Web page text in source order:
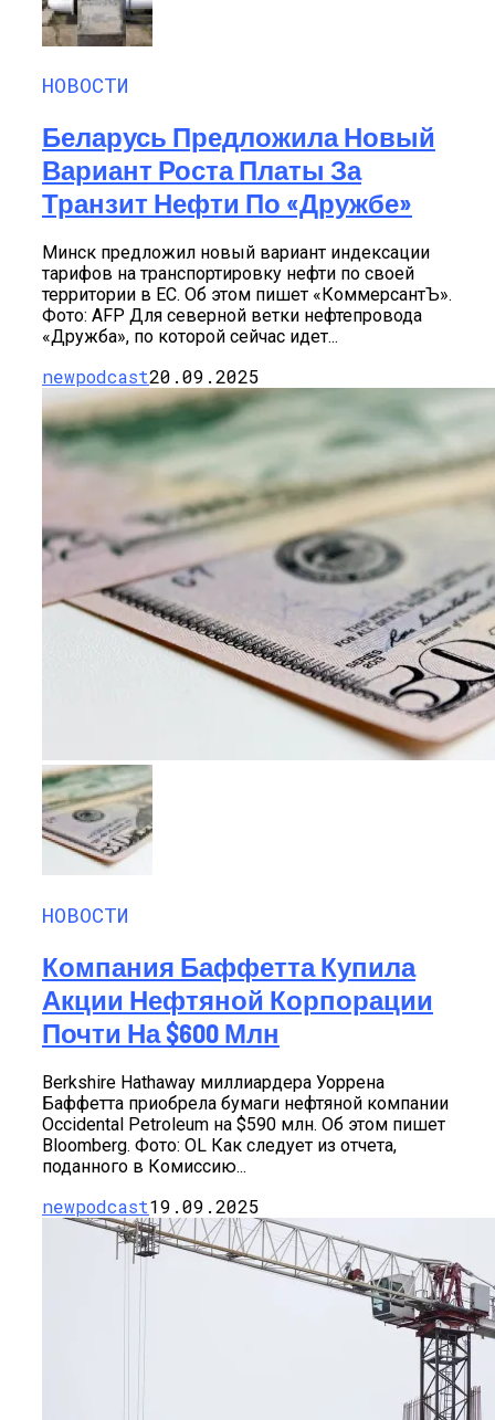
НОВОСТИ
Беларусь Предложила Новый
Вариант Роста Платы За
Транзит Нефти По «Дружбе»
Минск предложил новый вариант индексации
тарифов на транспортировку нефти по своей
территории в ЕС. Об этом пишет «КоммерсантЪ».
Фото: AFP Для северной ветки нефтепровода
«Дружба», по которой сейчас идет...
newpodcast20.09.2025
НОВОСТИ
Компания Баффетта Купила
Акции Нефтяной Корпорации
Почти На $600 Млн
Berkshire Hathaway миллиардера Уоррена
Баффетта приобрела бумаги нефтяной компании
Occidental Petroleum на $590 млн. Об этом пишет
Bloomberg. Фото: OL Как следует из отчета,
поданного в Комиссию...
newpodcast19.09.2025